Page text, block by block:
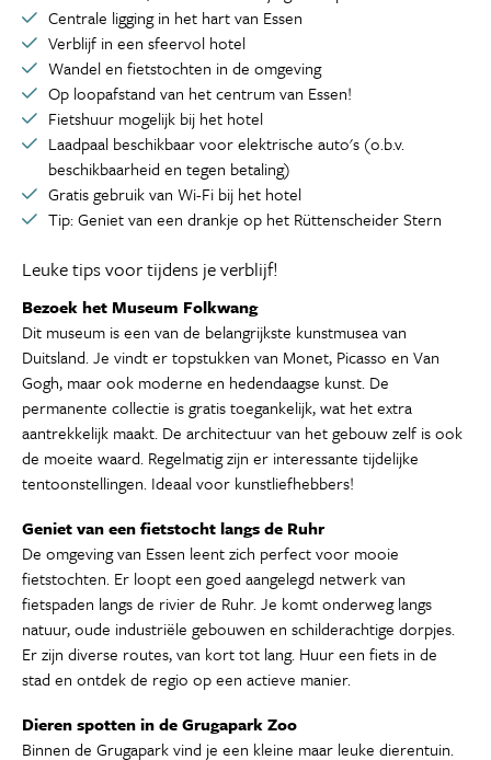
Centrale ligging in het hart van Essen
Verblijf in een sfeervol hotel
Wandel en fietstochten in de omgeving
Op loopafstand van het centrum van Essen!
Fietshuur mogelijk bij het hotel
Laadpaal beschikbaar voor elektrische auto's (o.b.v.
beschikbaarheid en tegen betaling)
Gratis gebruik van Wi-Fi bij het hotel
Tip: Geniet van een drankje op het Rüttenscheider Stern
Leuke tips voor tijdens je verblijf!
Bezoek het Museum Folkwang
Dit museum is een van de belangrijkste kunstmusea van
Duitsland. Je vindt er topstukken van Monet, Picasso en Van
Gogh, maar ook moderne en hedendaagse kunst. De
permanente collectie is gratis toegankelijk, wat het extra
aantrekkelijk maakt. De architectuur van het gebouw zelf is ook
de moeite waard. Regelmatig zijn er interessante tijdelijke
tentoonstellingen. Ideaal voor kunstliefhebbers!
Geniet van een fietstocht langs de Ruhr
De omgeving van Essen leent zich perfect voor mooie
fietstochten. Er loopt een goed aangelegd netwerk van
fietspaden langs de rivier de Ruhr. Je komt onderweg langs
natuur, oude industriële gebouwen en schilderachtige dorpjes.
Er zijn diverse routes, van kort tot lang. Huur een fiets in de
stad en ontdek de regio op een actieve manier.
Dieren spotten in de Grugapark Zoo
Binnen de Grugapark vind je een kleine maar leuke dierentuin.